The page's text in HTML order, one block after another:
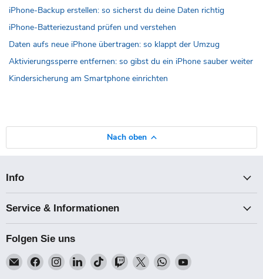
iPhone-Backup erstellen: so sicherst du deine Daten richtig
iPhone-Batteriezustand prüfen und verstehen
Daten aufs neue iPhone übertragen: so klappt der Umzug
Aktivierungssperre entfernen: so gibst du ein iPhone sauber weiter
Kindersicherung am Smartphone einrichten
Nach oben
Info
Service & Informationen
Folgen Sie uns
Email
Talk-
Finden
Sie
Finden
Sie
Finden
Sie
Finden
Sie
Finden
Sie
Finden
Sie
Finden
Sie
Finden